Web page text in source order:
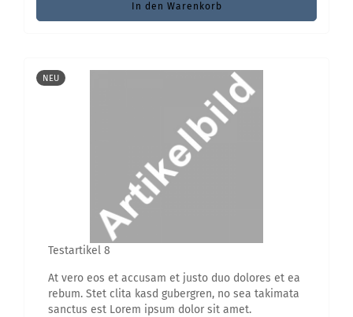
In den Warenkorb
NEU
Te­st­ar­ti­kel 8
At vero eos et ac­cu­sam et justo duo do­lo­res et ea
rebum. Stet clita kasd gu­ber­gren, no sea ta­ki­ma­ta
sanc­tus est Lorem ipsum dolor sit amet.